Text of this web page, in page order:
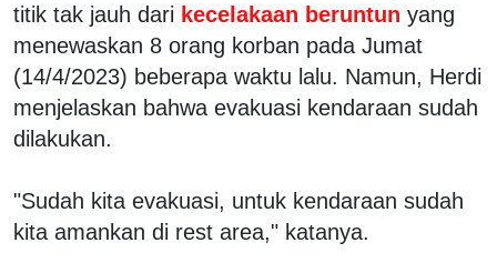
titik tak jauh dari kecelakaan beruntun yang
menewaskan 8 orang korban pada Jumat
(14/4/2023) beberapa waktu lalu. Namun, Herdi
menjelaskan bahwa evakuasi kendaraan sudah
dilakukan.
"Sudah kita evakuasi, untuk kendaraan sudah
kita amankan di rest area," katanya.